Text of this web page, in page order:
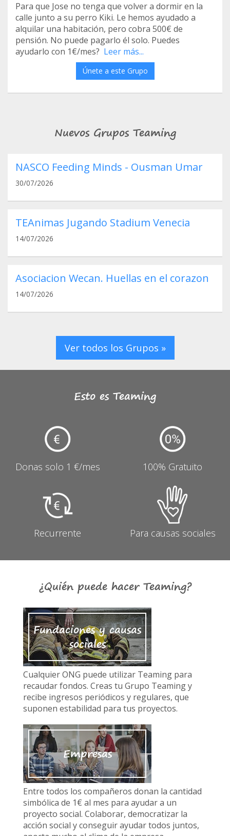
Para que Jose no tenga que volver a dormir en la
calle junto a su perro Kiki. Le hemos ayudado a
alquilar una habitación, pero cobra 500€ de
pensión. No puede pagarlo él solo. Puedes
ayudarlo con 1€/mes? Leer más...
Únete a este Grupo
Nuevos Grupos Teaming
NASCO Feeding Minds - Ousman Umar
30/07/2026
TEAnimas Jugando Stadium Venecia
14/07/2026
Asociacion Wecan. Huellas en el corazon
14/07/2026
Ver todos los Grupos »
Esto es Teaming
Donas solo 1 €/mes 100% Gratuito
Recurrente Para causas sociales
¿Quién puede hacer Teaming?
Fundaciones y causas
sociales
Cualquier ONG puede utilizar Teaming para
recaudar fondos. Creas tu Grupo Teaming y
recibe ingresos periódicos y regulares, que
suponen estabilidad para tus proyectos.
Empresas
Entre todos los compañeros donan la cantidad
simbólica de 1€ al mes para ayudar a un
proyecto social. Colaborar, democratizar la
acción social y conseguir ayudar todos juntos,